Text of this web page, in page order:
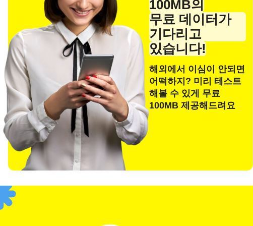
100MB의
무료 데이터가
기다리고
있습니다!
해외에서 이심이 안되면
어떡하지? 미리 테스트
해볼 수 있게 무료
100MB 제공해드려요
English
Français
통화 선택:
통화 검색